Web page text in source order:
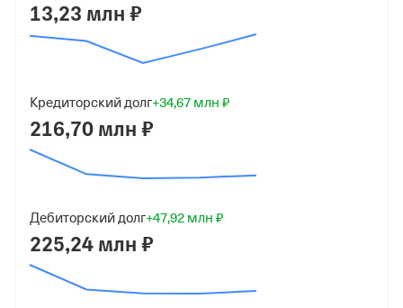
Дата регистрации
4 октября 2007
ООО "НАФТАТРАНС"
Юридический адрес
121096, г Москва, ул Василисы Кожиной, д 1, помещ
ИНН
7707639901
ОГРН
13,23 млн ₽
Кредиторский долг+34,67 млн ₽
216,70 млн ₽
Дебиторский долг+47,92 млн ₽
225,24 млн ₽